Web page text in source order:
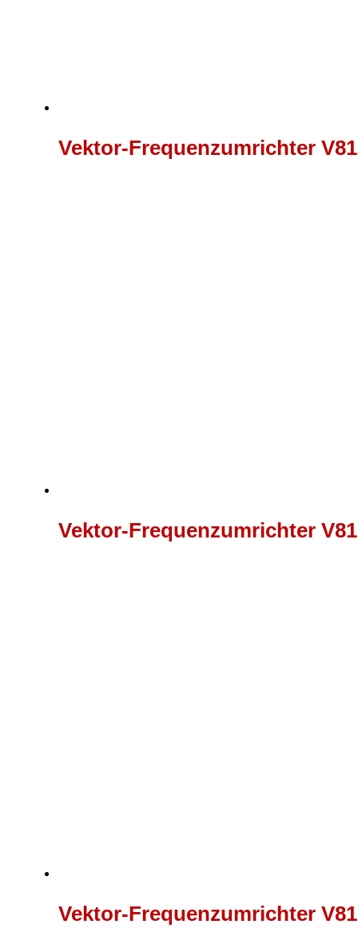
Vektor-Frequenzumrichter
Vektor-Frequenzumrichter
Vektor-Frequenzumrichter